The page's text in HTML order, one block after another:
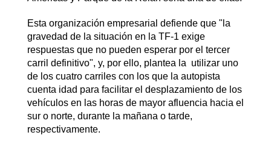
Esta organización empresarial defiende que "la
gravedad de la situación en la TF-1 exige
respuestas que no pueden esperar por el tercer
carril definitivo", y, por ello, plantea la utilizar uno
de los cuatro carriles con los que la autopista
cuenta idad para facilitar el desplazamiento de los
vehículos en las horas de mayor afluencia hacia el
sur o norte, durante la mañana o tarde,
respectivamente.